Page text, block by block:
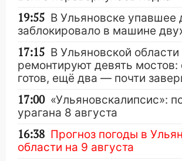
19:55 В Ульяновске упавшее
заблокировало в машине
17:15 В Ульяновской области
ремонтируют девять
готов, ещё два — почти
17:00 «Ульяновскалипсис»:
урагана 8 августа
16:38 Прогноз погоды в
области на 9 августа